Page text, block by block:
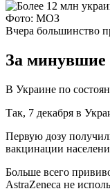
Фото: МОЗ
Вчера большинство
За минувшие
В Украине по
Так, 7 декабря в
Первую дозу
вакцинации
Больше всего
AstraZeneca не